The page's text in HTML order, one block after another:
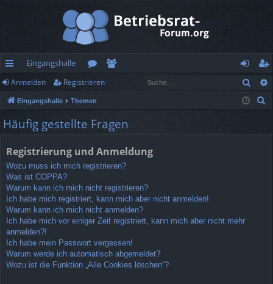
ch
ne
llz
rif
f
Eingangshalle
or
en
de
n
m
eg
ist
Anmelden Registrieren
Eingangshalle Themen
Häufig gestellte Fragen
Registrierung und Anmeldung
Wozu muss ich mich registrieren?
Was ist COPPA?
Warum kann ich mich nicht registrieren?
Ich habe mich registriert, kann mich aber nicht anmelden!
Warum kann ich mich nicht anmelden?
Ich habe mich vor einiger Zeit registriert, kann mich aber nicht mehr
anmelden?!
Ich habe mein Passwort vergessen!
Warum werde ich automatisch abgemeldet?
Wozu ist die Funktion „Alle Cookies löschen“?